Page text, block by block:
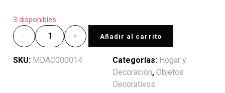
3 disponibles
Añadir al carrito
SKU: MDAC000014 Categorías: Hogar y
Decoración, Objetos
Decorativos